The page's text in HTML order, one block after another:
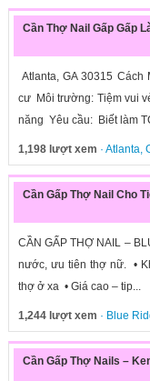
Cần Thợ Nail Gấp Gấp
Atlanta, GA 30315
cư Môi trường: Tiệm vui
năng Yêu cầu: Biết làm
1,198 lượt xem · Atlanta,
Cần Gấp Thợ Nail Cho
CẦN GẤP THỢ NAIL –
nước, ưu tiên thợ nữ. •
thợ ở xa • Giá cao – tip...
1,244 lượt xem · Blue
Cần Gấp Thợ Nails –